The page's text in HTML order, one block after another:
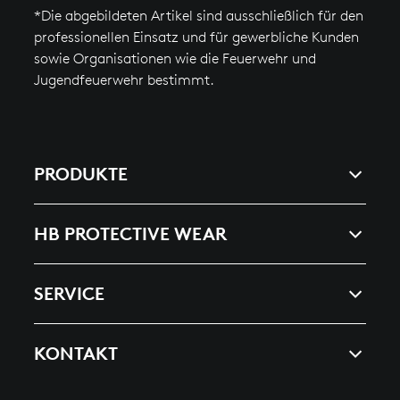
*Die abgebildeten Artikel sind ausschließlich für den
professionellen Einsatz und für gewerbliche Kunden
sowie Organisationen wie die Feuerwehr und
Jugendfeuerwehr bestimmt.
PRODUKTE
ESD
Alle Produkte finden Sie in unserem
Produktfilter
HB PROTECTIVE WEAR
ANSPRECHPARTNER
SERVICE
KONTAKT